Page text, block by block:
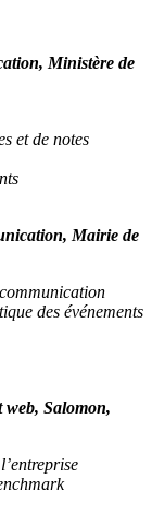
Ministère de
et de notes
Mairie de
des événements
web, Salomon,